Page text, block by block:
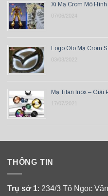
Xi Mạ Crom Mô
07/06/2024
Logo Oto Mạ Crom
03/03/2022
Mạ Titan Inox – Giải
17/07/2021
THÔNG TIN
Trụ sở 1: 234/3 Tô Ngọc